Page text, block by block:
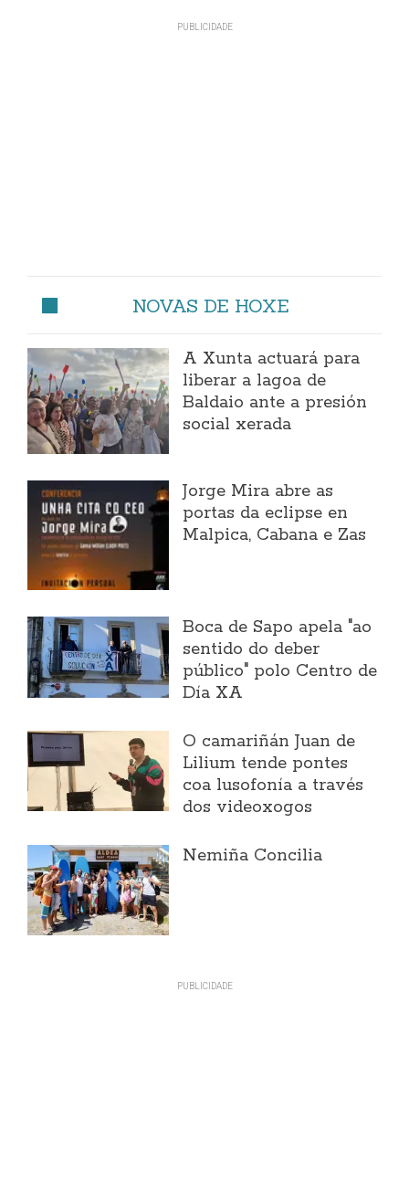
NOVAS DE HOXE
A Xunta actuará para
liberar a lagoa de
Baldaio ante a presión
social xerada
Jorge Mira abre as
portas da eclipse en
Malpica, Cabana e Zas
Boca de Sapo apela "ao
sentido do deber
público" polo Centro de
Día XA
O camariñán Juan de
Lilium tende pontes
coa lusofonía a través
dos videoxogos
Nemiña Concilia